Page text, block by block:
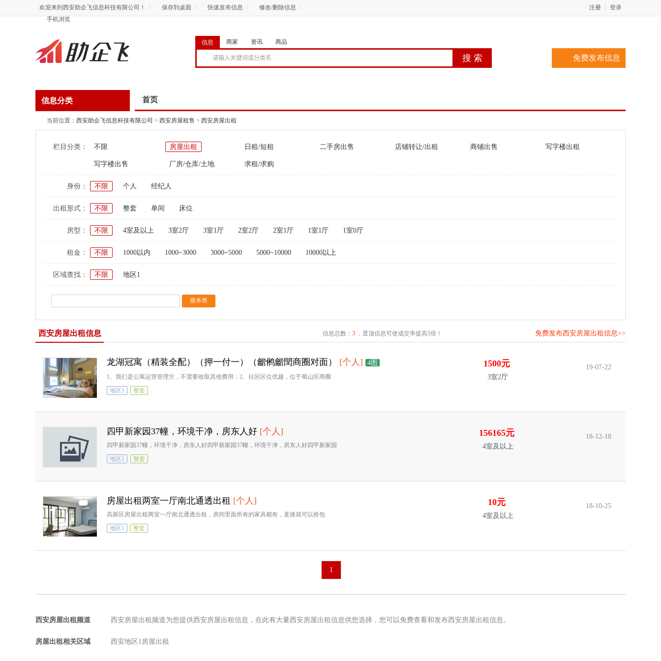
欢迎来到西安助企飞信息科技有限公司！ 保存到桌面 快速发布信息
修改/删除信息
手机浏览
登录
注册
免费发布信息
信息 商家 资讯 商品
信息分类 首页
当前位置： 西安助企飞信息科技有限公司 > 西安房屋租售 > 西安房屋出租
栏目分类： 不限 房屋出租 日租/短租 二手房出售 店铺转让/出租 商铺出售 写字楼出租
写字楼出售 厂房/仓库/土地 求租/求购
身份： 不限 个人 经纪人
出租形式： 不限 整套 单间 床位
房型： 不限 4室及以上 3室2厅 3室1厅 2室2厅 2室1厅 1室1厅 1室0厅
租金： 不限 1000以内 1000~3000 3000~5000 5000~10000 10000以上
区域查找： 不限 地区1
西安房屋出租信息 信息总数： 3，置顶信息可使成交率提高5倍！ 免费发布西安房屋出租信息>>
龙湖冠寓（精装全配）（押一付一）（龤鸺龤閏商圈对面） [个人] 4图
1、我们是公寓运营管理方，不需要收取其他费用；2、社区区位优越，位于蜀山区商圈
地区1
整套
19-07-22
1500元
3室2厅
四甲新家园37幢，环境干净，房东人好 [个人]
四甲新家园37幢，环境干净，房东人好四甲新家园37幢，环境干净，房东人好四甲新家园
地区1
整套
18-12-18
156165元
4室及以上
房屋出租两室一厅南北通透出租 [个人]
高新区房屋出租两室一厅南北通透出租，房间里面所有的家具都有，直接就可以拎包
地区1
整套
18-10-25
10元
4室及以上
1
西安房屋出租频道 西安房屋出租频道为您提供西安房屋出租信息，在此有大量西安房屋出租信息供您选择，您可以免费查看和发布西安房屋出租信息。
房屋出租相关区域 西安地区1房屋出租